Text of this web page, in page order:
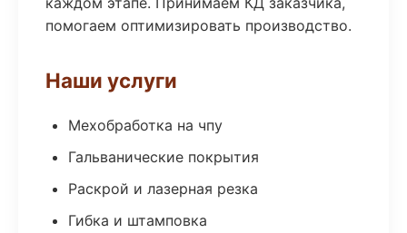
помогаем оптимизировать производство.
Наши услуги
Мехобработка на чпу
Гальванические покрытия
Раскрой и лазерная резка
Гибка и штамповка